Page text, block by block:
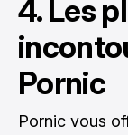
4. Les
Pornic
Pornic vous